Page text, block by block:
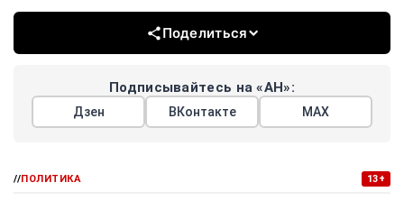
Поделиться
Подписывайтесь на «АН»:
Дзен ВКонтакте МАХ
//ПОЛИТИКА 13+